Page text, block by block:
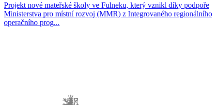
Projekt nové mateřské školy ve Fulneku, který vznikl díky podpoře
Ministerstva pro místní rozvoj (MMR) z Integrovaného regionálního
operačního prog...